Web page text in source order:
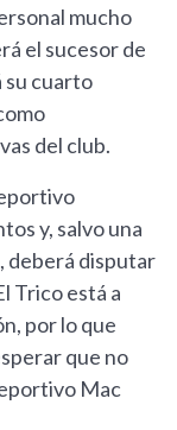
mucho
el sucesor de
su cuarto
del club.
y, salvo una
deberá disputar
Trico está a
por lo que
que no
Mac